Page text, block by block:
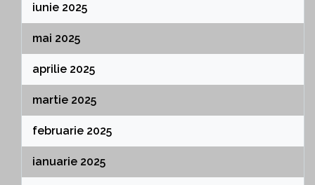
iunie 2025
mai 2025
aprilie 2025
martie 2025
februarie 2025
ianuarie 2025